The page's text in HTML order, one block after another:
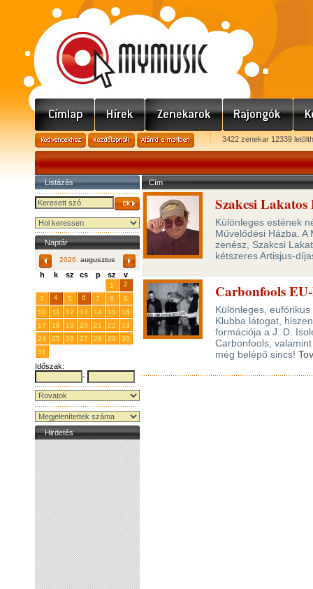
3422 zenekar 12339
Listázás
Naptár
2026. augusztus
h k sz cs p sz v
1
2
3
4 5 6 7 8
9
10
11 12 13 14 15
16
17
18 19 20 21 22
23
24
25 26 27 28 29
30
31
Időszak:
-
Hirdetés
Cím
Szakcsi
Különleges estének
Művelődési Házba.
zenész, Szakcsi
kétszeres Artisjus-
Carbonfools
Különleges,
Klubba látogat,
formációja a J. D.
Carbonfools,
még belépő sincs!